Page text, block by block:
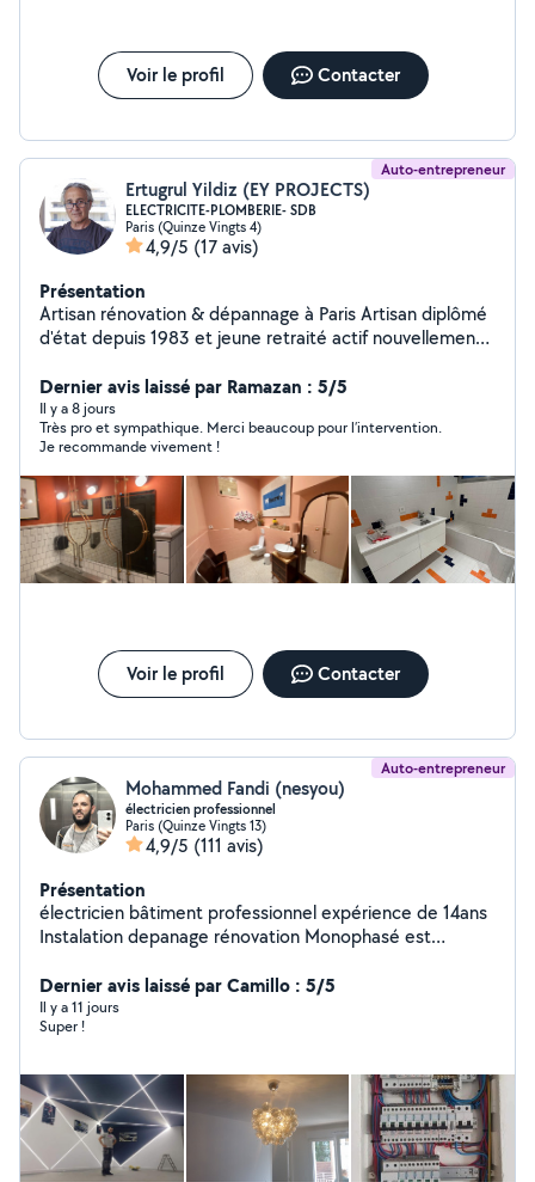
Voir le profil Contacter
Auto-entrepreneur
Ertugrul Yildiz (EY PROJECTS)
ELECTRICITE-PLOMBERIE- SDB
Paris (Quinze Vingts 4)
4,9/5 (17 avis)
Présentation
Artisan rénovation & dépannage à Paris Artisan diplômé
d'état depuis 1983 et jeune retraité actif nouvellement
votre intérieur. Passionné par mon métier et ravi de
rencontrer les Parisiens, je propose mon savoir-faire
pour vos projets de rénovation et dépannages de
courte durée en électricité et plomberie. Je vous
conseille également dans vos projets globaux et
collabore avec un partenaire carreleur hautement
qualifié pour créer de superbes salles de bains, y
compris des transformations adaptées aux PMR.
Prestations proposées : Électricité & Plomberie :
aménagement PMR. Conseil : Accompagnement dans
vos projets de rénovation. ️ Assurances biennale et
Décennale (Garantie 10ans) à jour (attestations sur
et le souci du détail. Devis rapide gratuit !
Dernier avis laissé par Ramazan : 5/5
Il y a 8 jours
Très pro et sympathique. Merci beaucoup pour l’intervention.
Je recommande vivement !
Voir le profil Contacter
Auto-entrepreneur
Mohammed Fandi (nesyou)
électricien professionnel
Paris (Quinze Vingts 13)
4,9/5 (111 avis)
Présentation
électricien bâtiment professionnel expérience de 14ans
Instalation depanage rénovation Monophasé est
variateur.... Remise en conformité tableux électrique est
tout électricité bâtiment je suis ponctuel est
Dernier avis laissé par Camillo : 5/5
Il y a 11 jours
Super !